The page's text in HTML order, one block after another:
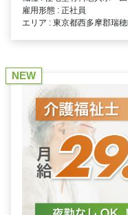
雇用形態 : 正社員
エリア : 東京都西多摩郡瑞
NEW